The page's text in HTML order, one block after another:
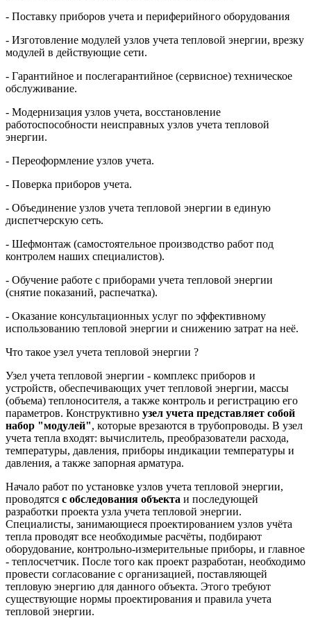
- Поставку приборов учета и периферийного оборудования
- Изготовление модулей узлов учета тепловой энергии, врезку
модулей в действующие сети.
- Гарантийное и послегарантийное (сервисное) техническое
обслуживание.
- Модернизация узлов учета, восстановление
работоспособности неисправных узлов учета тепловой
энергии.
- Переоформление узлов учета.
- Поверка приборов учета.
- Объединение узлов учета тепловой энергии в единую
диспетчерскую сеть.
- Шефмонтаж (самостоятельное производство работ под
контролем наших специалистов).
- Обучение работе с приборами учета тепловой энергии
(снятие показаний, распечатка).
- Оказание консультационных услуг по эффективному
использованию тепловой энергии и снижению затрат на неё.
Что такое узел учета тепловой энергии ?
Узел учета тепловой энергии - комплекс приборов и
устройств, обеспечивающих учет тепловой энергии, массы
(объема) теплоносителя, а также контроль и регистрацию его
параметров. Конструктивно узел учета представляет собой
набор "модулей", которые врезаются в трубопроводы. В узел
учета тепла входят: вычислитель, преобразователи расхода,
температуры, давления, приборы индикации температуры и
давления, а также запорная арматура.
Начало работ по установке узлов учета тепловой энергии,
проводятся с обследования объекта и последующей
разработки проекта узла учета тепловой энергии.
Специалисты, занимающиеся проектированием узлов учёта
тепла проводят все необходимые расчёты, подбирают
оборудование, контрольно-измерительные приборы, и главное
- теплосчетчик. После того как проект разработан, необходимо
провести согласование с организацией, поставляющей
тепловую энергию для данного объекта. Этого требуют
существующие нормы проектирования и правила учета
тепловой энергии.